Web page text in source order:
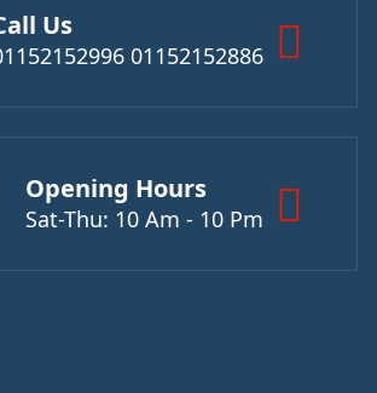
Call Us
01152152886 01152152996
Opening Hours
Sat-Thu: 10 Am - 10 Pm